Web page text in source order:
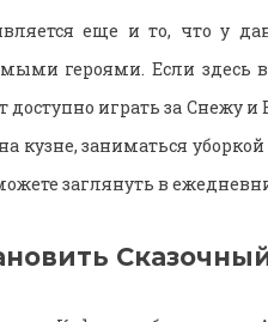
еще и то, что у
героями. Если здесь
доступно играть за Снежу
кузне, заниматься
заглянуть в